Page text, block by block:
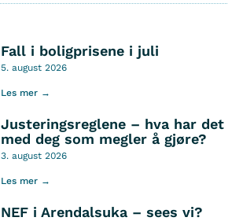
Fall i boligprisene i juli
5. august 2026
Les mer →
Justeringsreglene – hva har det
med deg som megler å gjøre?
3. august 2026
Les mer →
NEF i Arendalsuka – sees vi?